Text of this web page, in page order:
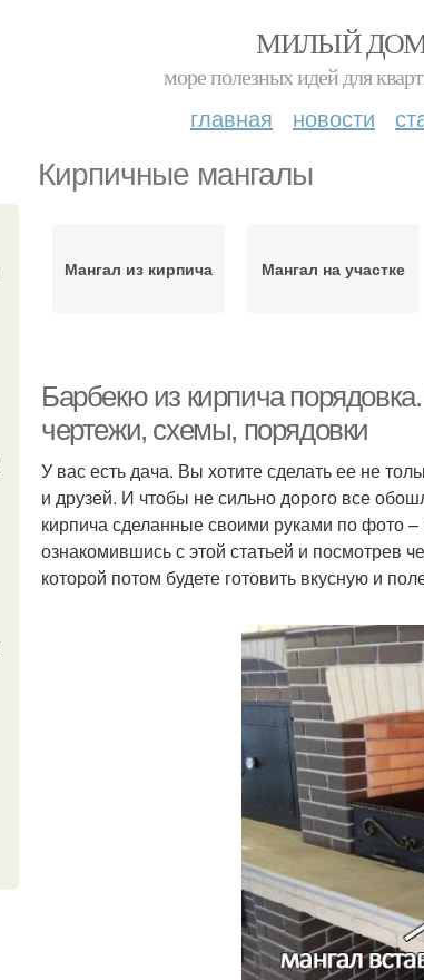
МИЛЫЙ
море полезных идей для
главная новости
Кирпичные мангалы
Мангал из кирпича Мангал на участке
Барбекю из кирпича
чертежи, схемы, порядовки
У вас есть дача. Вы хотите сделать ее не
и друзей. И чтобы не сильно дорого все
кирпича сделанные своими руками по фото
ознакомившись с этой статьей и посмотрев
которой потом будете готовить вкусную и